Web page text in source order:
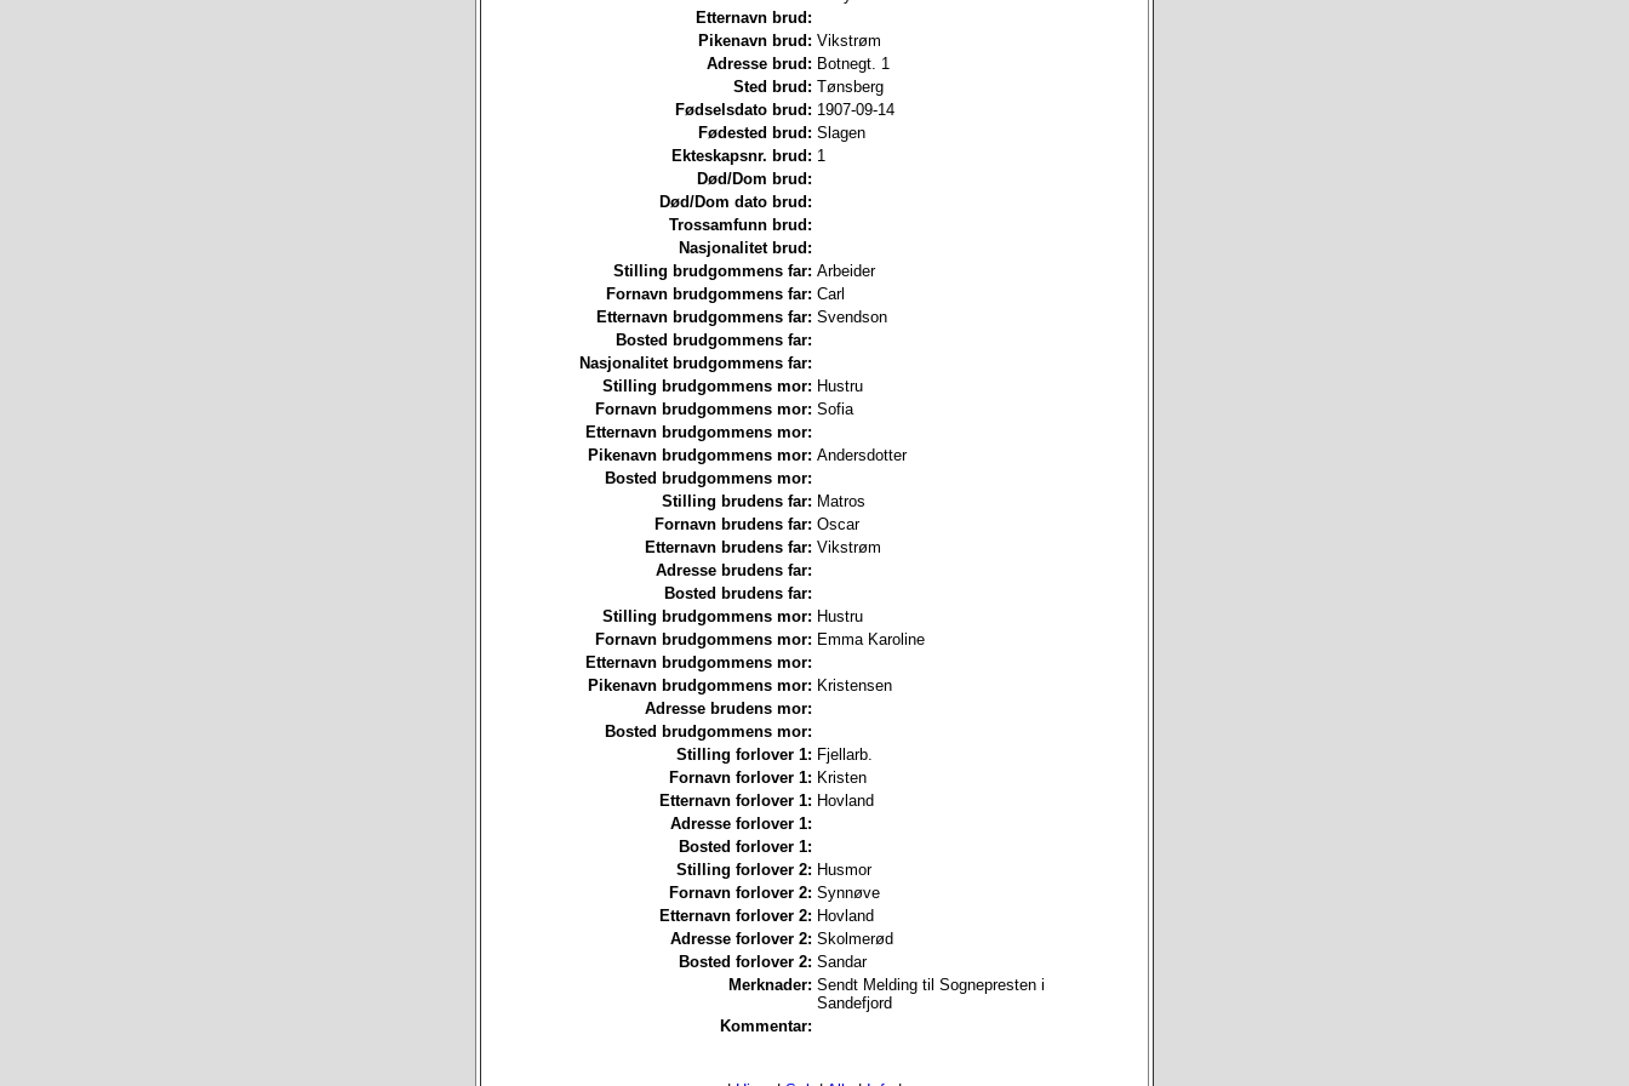
Etternavn brud:
Pikenavn brud: Vikstrøm
Adresse brud: Botnegt. 1
Sted brud: Tønsberg
Fødselsdato brud: 1907-09-14
Fødested brud: Slagen
Ekteskapsnr. brud: 1
Død/Dom brud:
Død/Dom dato brud:
Trossamfunn brud:
Nasjonalitet brud:
Stilling brudgommens far: Arbeider
Fornavn brudgommens far: Carl
Etternavn brudgommens far: Svendson
Bosted brudgommens far:
Nasjonalitet brudgommens far:
Stilling brudgommens mor: Hustru
Fornavn brudgommens mor: Sofia
Etternavn brudgommens mor:
Pikenavn brudgommens mor: Andersdotter
Bosted brudgommens mor:
Stilling brudens far: Matros
Fornavn brudens far: Oscar
Etternavn brudens far: Vikstrøm
Adresse brudens far:
Bosted brudens far:
Stilling brudgommens mor: Hustru
Fornavn brudgommens mor: Emma Karoline
Etternavn brudgommens mor:
Pikenavn brudgommens mor: Kristensen
Adresse brudens mor:
Bosted brudgommens mor:
Stilling forlover 1: Fjellarb.
Fornavn forlover 1: Kristen
Etternavn forlover 1: Hovland
Adresse forlover 1:
Bosted forlover 1:
Stilling forlover 2: Husmor
Fornavn forlover 2: Synnøve
Etternavn forlover 2: Hovland
Adresse forlover 2: Skolmerød
Bosted forlover 2: Sandar
Merknader: Sendt Melding til Sognepresten i
Sandefjord
Kommentar: